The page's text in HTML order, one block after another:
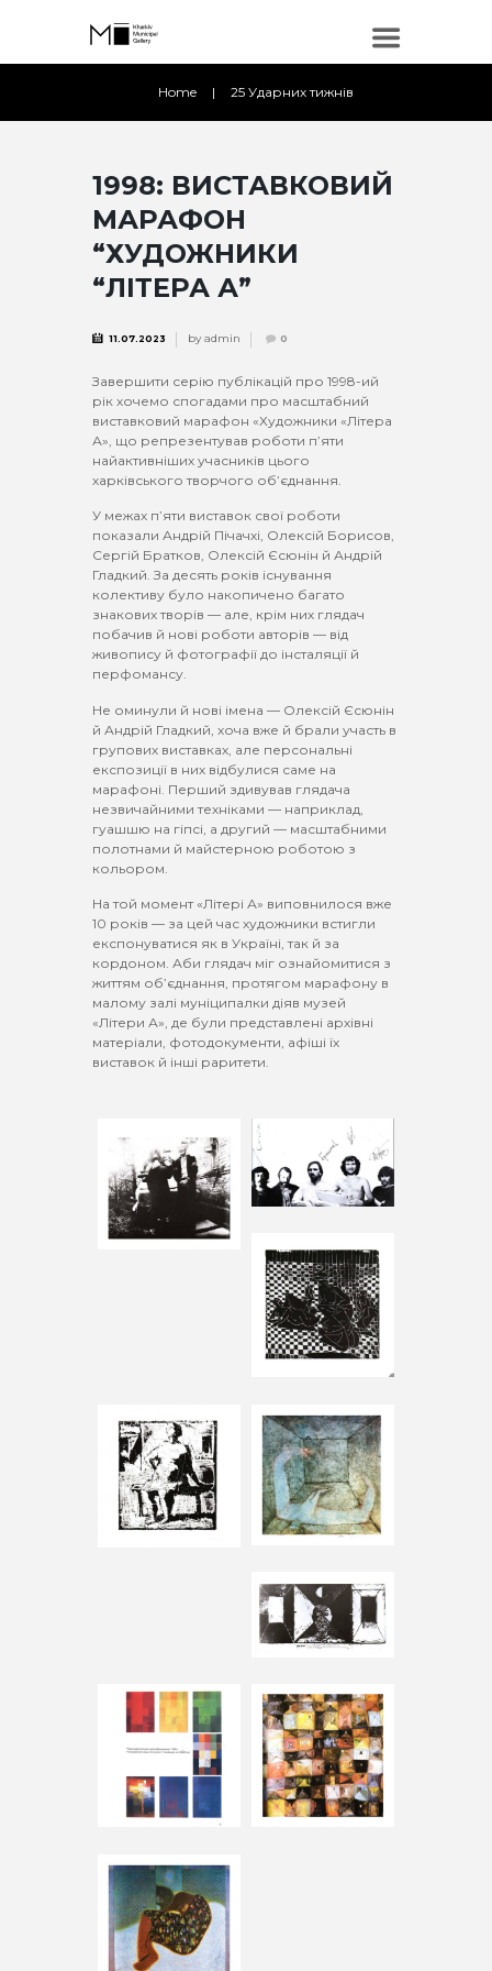
Home 25 Ударних тижнів
1998: ВИСТАВКОВИЙ
МАРАФОН
“ХУДОЖНИКИ
“ЛІТЕРА А”
11.07.2023 byadmin 0
Завершити серію публікацій про 1998-ий
рік хочемо спогадами про масштабний
виставковий марафон «Художники «Літера
А», що репрезентував роботи п’яти
найактивніших учасників цього
харківського творчого об’єднання.
У межах п’яти виставок свої роботи
показали Андрій Пічачхі, Олексій Борисов,
Сергій Братков, Олексій Єсюнін й Андрій
Гладкий. За десять років існування
колективу було накопичено багато
знакових творів — але, крім них глядач
побачив й нові роботи авторів — від
живопису й фотографії до інсталяції й
перфомансу.
Не оминули й нові імена — Олексій Єсюнін
й Андрій Гладкий, хоча вже й брали участь в
групових виставках, але персональні
експозиції в них відбулися саме на
марафоні. Перший здивував глядача
незвичайними техніками — наприклад,
гуашшю на гіпсі, а другий — масштабними
полотнами й майстерною роботою з
кольором.
На той момент «Літері А» виповнилося вже
10 років — за цей час художники встигли
експонуватися як в Україні, так й за
кордоном. Аби глядач міг ознайомитися з
життям об’єднання, протягом марафону в
малому залі муніципалки діяв музей
«Літери А», де були представлені архівні
матеріали, фотодокументи, афіші їх
виставок й інші раритети.